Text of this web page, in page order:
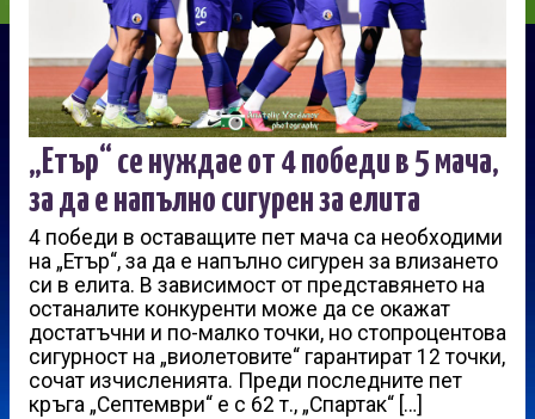
„Етър“ се нуждае от 4 победи в 5 мача,
за да е напълно сигурен за елита
4 победи в оставащите пет мача са необходими
на „Етър“, за да е напълно сигурен за влизането
си в елита. В зависимост от представянето на
останалите конкуренти може да се окажат
достатъчни и по-малко точки, но стопроцентова
сигурност на „виолетовите“ гарантират 12 точки,
сочат изчисленията. Преди последните пет
кръга „Септември“ е с 62 т., „Спартак“ […]